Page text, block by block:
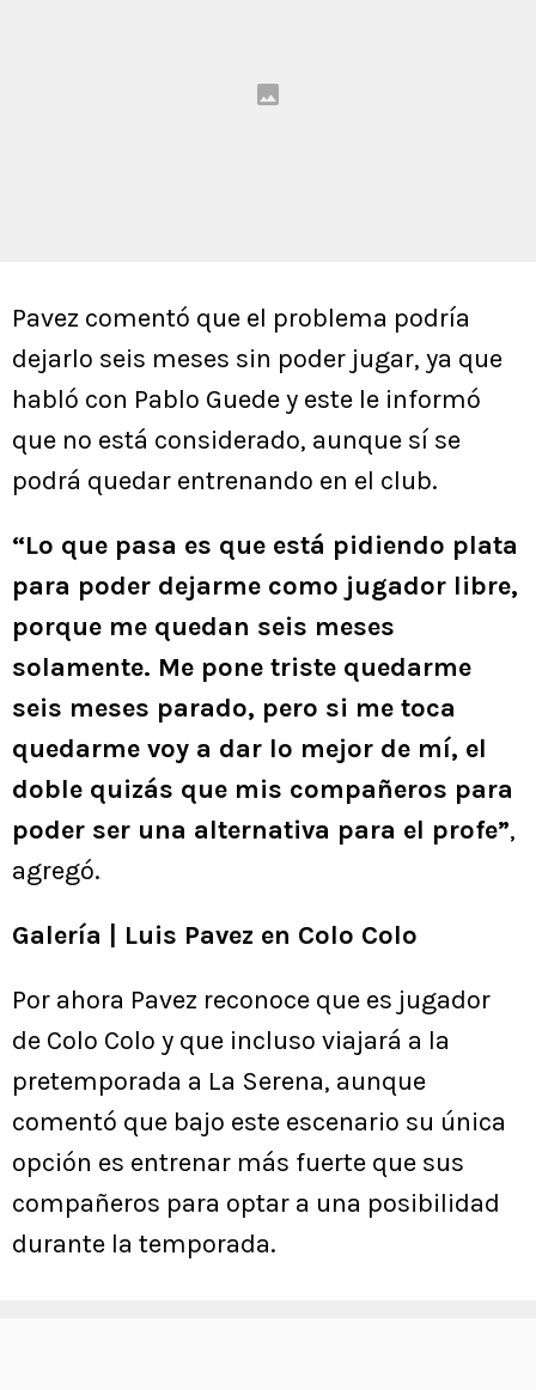
Pavez comentó que el problema podría
dejarlo seis meses sin poder jugar, ya que
habló con Pablo Guede y este le informó
que no está considerado, aunque sí se
podrá quedar entrenando en el club.
“Lo que pasa es que está pidiendo plata
para poder dejarme como jugador libre,
porque me quedan seis meses
solamente. Me pone triste quedarme
seis meses parado, pero si me toca
quedarme voy a dar lo mejor de mí, el
doble quizás que mis compañeros para
poder ser una alternativa para el profe”,
agregó.
Galería | Luis Pavez en Colo Colo
Por ahora Pavez reconoce que es jugador
de Colo Colo y que incluso viajará a la
pretemporada a La Serena, aunque
comentó que bajo este escenario su única
opción es entrenar más fuerte que sus
compañeros para optar a una posibilidad
durante la temporada.